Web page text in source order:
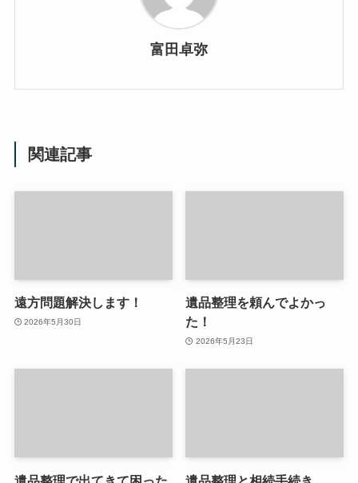
富田卓弥
関連記事
遠方問題解決します！
2026年5月30日
遺品整理を頼んでよかっ
た！
2026年5月23日